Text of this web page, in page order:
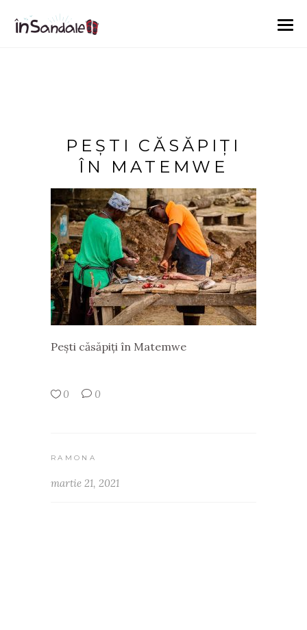
PEȘTI CĂSĂPIȚI
ÎN MATEMWE
Pești căsăpiți în Matemwe
0 0
RAMONA
martie 21, 2021